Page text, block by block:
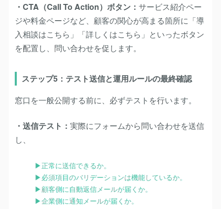
・CTA（Call To Action）ボタン： サービス紹介ペー
ジや料金ページなど、顧客の関心が高まる箇所に「導
入相談はこちら」「詳しくはこちら」といったボタン
を配置し、問い合わせを促します。
ステップ5：テスト送信と運用ルールの最終確認
窓口を一般公開する前に、必ずテストを行います。
・送信テスト： 実際にフォームから問い合わせを送信
し、
▶︎正常に送信できるか。
▶︎ 必須項目のバリデーションは機能しているか。
▶︎ 顧客側に自動返信メールが届くか。
▶︎企業側に通知メールが届くか。